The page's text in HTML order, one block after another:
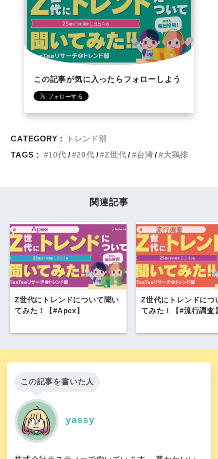
この記事が気に入ったらフォローしよう
CATEGORY :
トレンド部
TAGS :
10代 20代 Z世代 台湾 大鶏排
関連記事
Z世代にトレンドについて聞い
てみた！【#Apex】
Z世代にトレンドにつ
てみた！【#流行調査
この記事を書いた人
yassy